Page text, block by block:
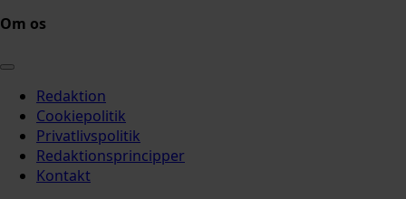
Om os
Redaktion
Cookiepolitik
Privatlivspolitik
Redaktionsprincipper
Kontakt